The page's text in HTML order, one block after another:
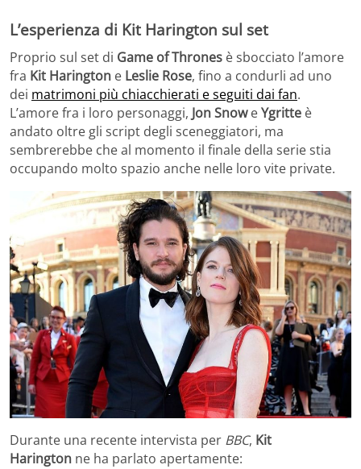
L’esperienza di Kit Harington sul set
Proprio sul set di Game of Thrones è sbocciato l’amore
fra Kit Harington e Leslie Rose, fino a condurli ad uno
dei matrimoni più chiacchierati e seguiti dai fan.
L’amore fra i loro personaggi, Jon SnoweYgritte è
andato oltre gli script degli sceneggiatori, ma
sembrerebbe che al momento il finale della serie stia
occupando molto spazio anche nelle loro vite private.
Durante una recente intervista per BBC, Kit
Harington ne ha parlato apertamente: